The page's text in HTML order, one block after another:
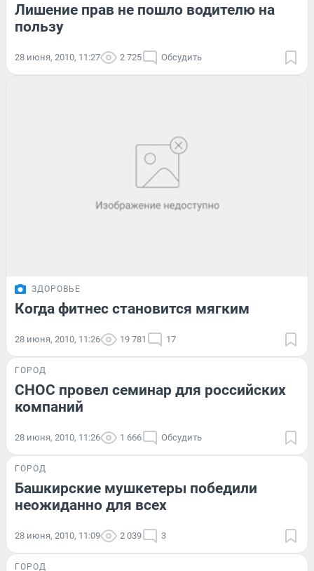
Лишение прав не пошло водителю на
пользу
28 июня, 2010, 11:27 2 725 Обсудить
ЗДОРОВЬЕ
Когда фитнес становится мягким
28 июня, 2010, 11:26 19 781 17
ГОРОД
СНОС провел семинар для российских
компаний
28 июня, 2010, 11:26 1 666 Обсудить
ГОРОД
Башкирские мушкетеры победили
неожиданно для всех
28 июня, 2010, 11:09 2 039 3
ГОРОД